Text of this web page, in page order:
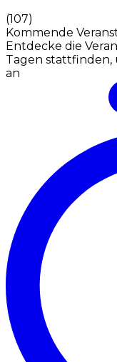
(107)
Kommende
Entdecke die
Tagen stattfinden,
an